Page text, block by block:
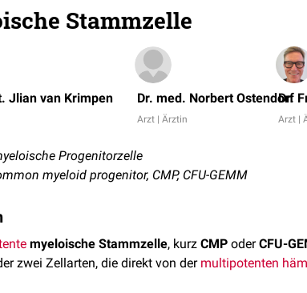
Stammzelle
Jlian van Krimpen Dr. med. Norbert Ostendorf
Arzt | Ärztin
Dr.
Arzt |
Progenitorzelle
myeloid progenitor, CMP, CFU-GEMM
myeloische Stammzelle, kurz CMP oderCFU-
zwei Zellarten, die direkt von der multipotenten